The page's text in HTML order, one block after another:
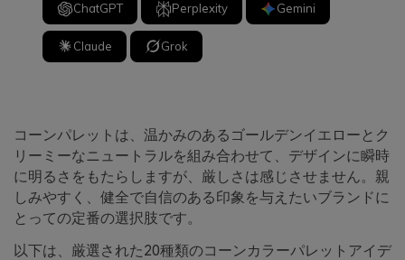
ChatGPT Perplexity Gemini
Claude Grok
コーンパレットは、温かみのあるゴールデンイエローとク
リーミーなニュートラルを組み合わせて、デザインに瞬時
に明るさをもたらしますが、厳しさは感じさせません。親
しみやすく、健全で自信のある印象を与えたいブランドに
とっての定番の選択肢です。
以下は、厳選された20種類のコーンカラーパレットアイデ